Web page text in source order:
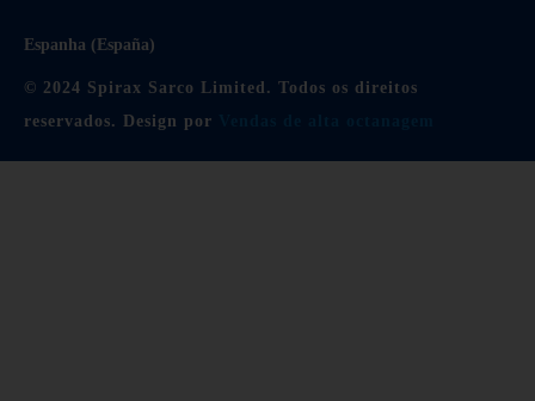
Espanha (España)
© 2024 Spirax Sarco Limited. Todos os direitos
reservados. Design por